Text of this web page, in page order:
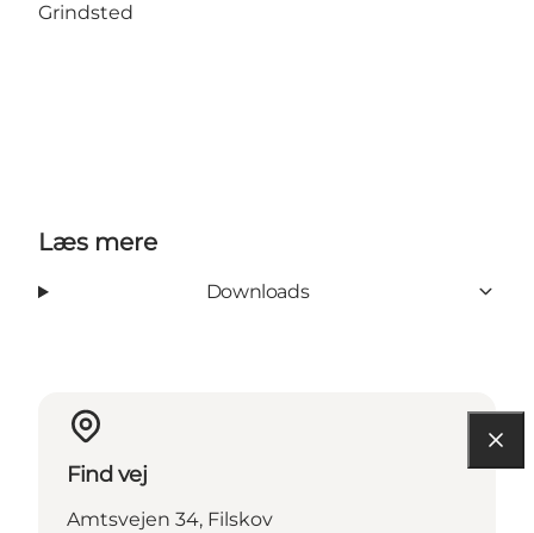
Grindsted
Læs mere
Downloads
Find vej
Amtsvejen 34, Filskov